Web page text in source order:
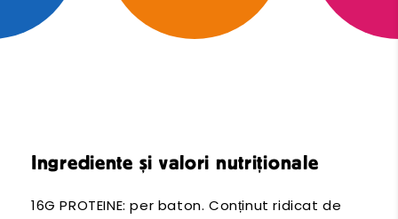
Ingrediente și valori nutriționale
16G PROTEINE: per baton. Conținut ridicat de